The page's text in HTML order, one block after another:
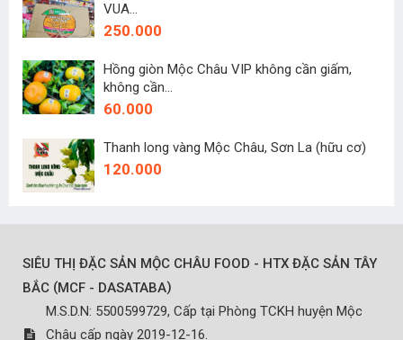
VUA...
250.000
Hồng giòn Mộc Châu VIP không cần giấm,
không cần...
60.000
Thanh long vàng Mộc Châu, Sơn La (hữu cơ)
120.000
SIÊU THỊ ĐẶC SẢN MỘC CHÂU FOOD - HTX ĐẶC SẢN TÂY
BẮC (MCF - DASATABA)
M.S.D.N: 5500599729, Cấp tại Phòng TCKH huyện Mộc
Châu cấp ngày 2019-12-16.